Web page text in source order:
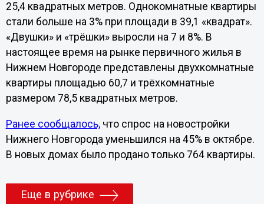
25,4 квадратных метров. Однокомнатные квартиры
стали больше на 3% при площади в 39,1 «квадрат».
«Двушки» и «трёшки» выросли на 7 и 8%. В
настоящее время на рынке первичного жилья в
Нижнем Новгороде представлены двухкомнатные
квартиры площадью 60,7 и трёхкомнатные
размером 78,5 квадратных метров.
Ранее сообщалось,что спрос на новостройки
Нижнего Новгорода уменьшился на 45% в октябре.
В новых домах было продано только 764 квартиры.
Еще в рубрике